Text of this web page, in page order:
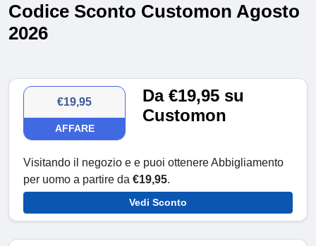
Codice Sconto Customon Agosto
2026
€19,95
AFFARE
Da €19,95 su
Customon
Visitando il negozio e e puoi ottenere Abbigliamento
per uomo a partire da €19,95.
Vedi Sconto